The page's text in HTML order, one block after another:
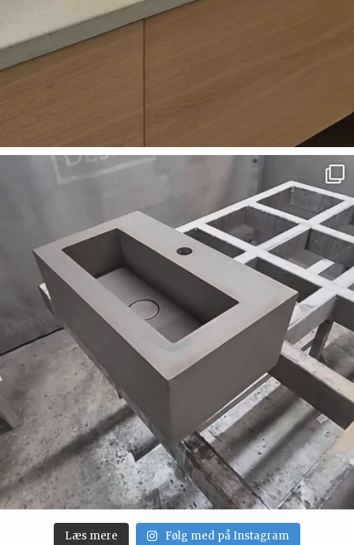
Læs mere Følg med på Instagram